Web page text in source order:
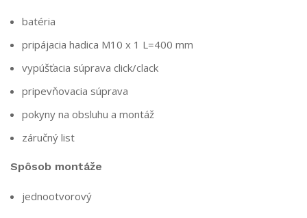
batéria
pripájacia hadica M10 x 1 L=400 mm
vypúšťacia súprava click/clack
pripevňovacia súprava
pokyny na obsluhu a montáž
záručný list
Spôsob montáže
jednootvorový